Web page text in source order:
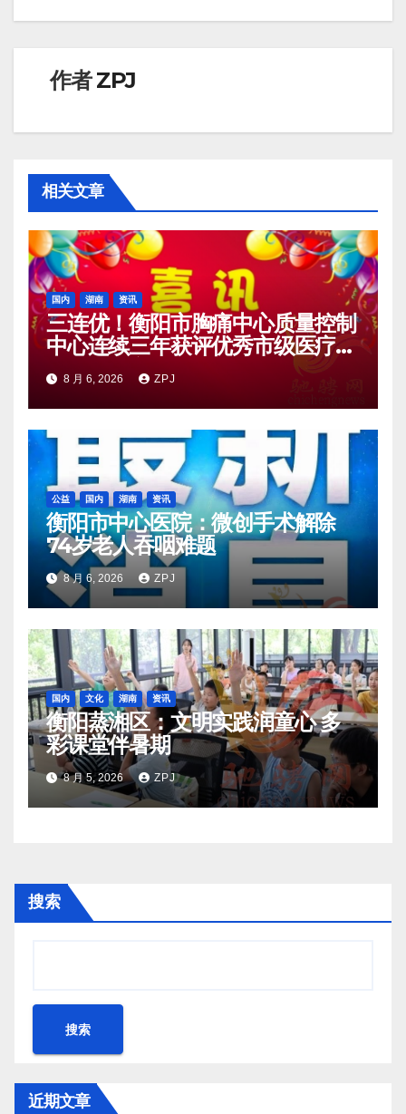
航
作者ZPJ
相关文章
国内 湖南 资讯
三连优！衡阳市胸痛中心质量控制
中心连续三年获评优秀市级医疗质
量控制中心
8 月 6, 2026 ZPJ
公益 国内 湖南 资讯
衡阳市中心医院：微创手术解除
74岁老人吞咽难题
8 月 6, 2026 ZPJ
国内 文化 湖南 资讯
衡阳蒸湘区：文明实践润童心 多
彩课堂伴暑期
8 月 5, 2026 ZPJ
搜索
搜索
近期文章